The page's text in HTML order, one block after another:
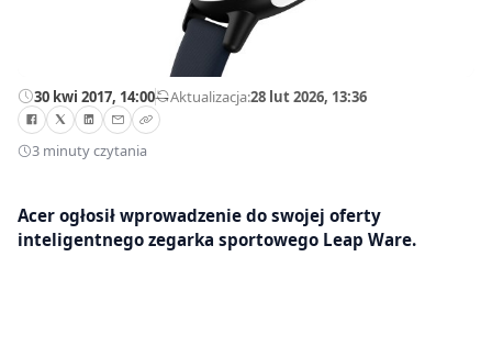
30 kwi 2017, 14:00—Aktualizacja:28 lut 2026, 13:36
3 minuty czytania
Acer ogłosił wprowadzenie do swojej oferty
inteligentnego zegarka sportowego Leap Ware.